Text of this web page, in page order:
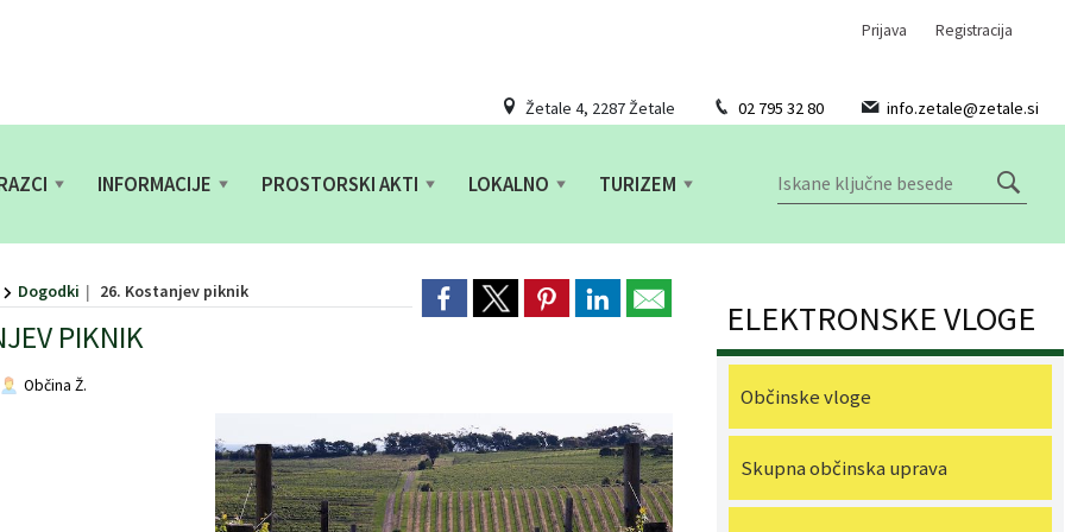
Žetale 4, 2287 Žetale 02 795 32 80 info.zetale@zetale.si
Prijava Registracija
INFORMACIJE PROSTORSKI AKTI LOKALNO TURIZEM
Dogodki 26. Kostanjev piknik
PIKNIK
Občina Ž.
ELEKTRONSKE VLOGE
Občinske vloge
Skupna občinska uprava